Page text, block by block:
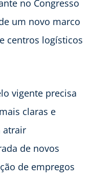
no Congresso
um novo marco
centros logísticos
vigente precisa
claras e
atrair
de novos
de empregos